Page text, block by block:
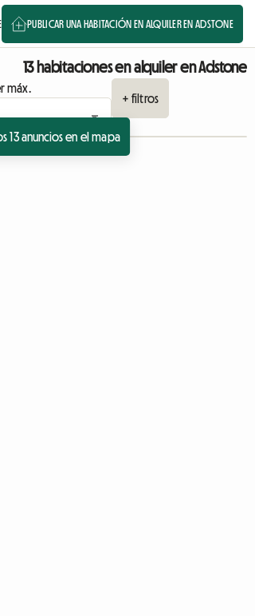
PUBLICAR UNA HABITACIÓN EN ALQUILER EN ADSTONE
13 habitaciones en alquiler en Adstone
máx.
+ filtros
13 anuncios en el mapa